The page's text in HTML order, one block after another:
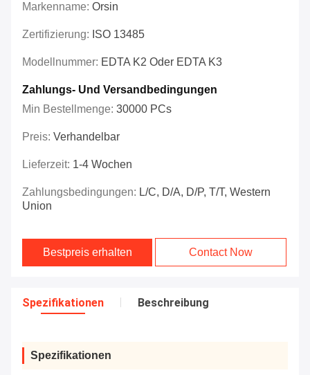
Markenname: Orsin
Zertifizierung: ISO 13485
Modellnummer: EDTA K2 Oder EDTA K3
Zahlungs- Und Versandbedingungen
Min Bestellmenge: 30000 PCs
Preis: Verhandelbar
Lieferzeit: 1-4 Wochen
Zahlungsbedingungen: L/C, D/A, D/P, T/T, Western
Union
Bestpreis erhalten Contact Now
Spezifikationen Beschreibung
Spezifikationen